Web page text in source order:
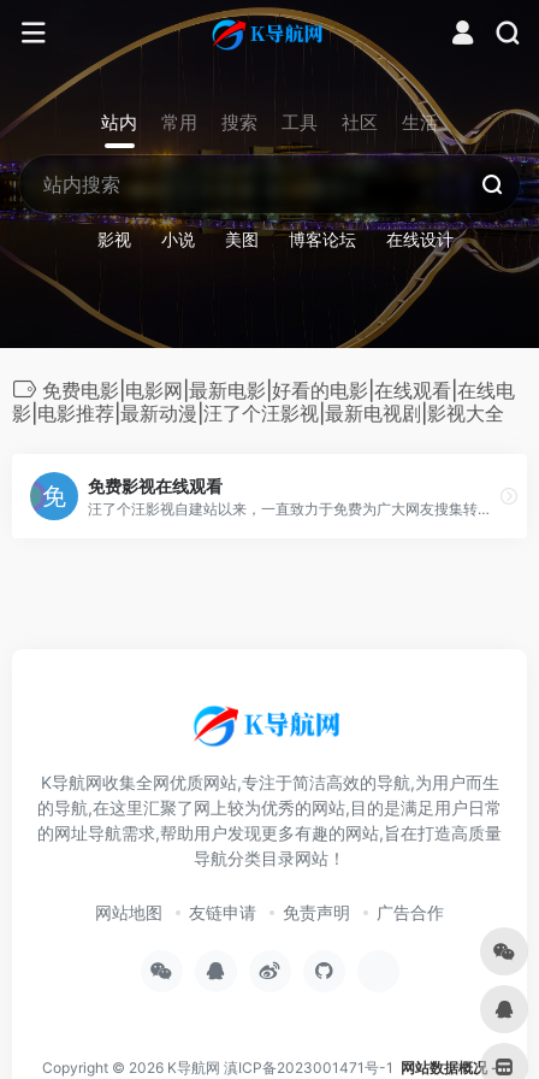
站内 常用 搜索 工具 社区 生活
影视 小说 美图 博客论坛 在线设计
免费电影|电影网|最新电影|好看的电影|在线观看|在线电
影|电影推荐|最新动漫|汪了个汪影视|最新电视剧|影视大全
免费影视在线观看
汪了个汪影视自建站以来，一直致力于免费为广大网友搜集转载网上最新上线的电影，好看的电影，经典的电影，和各种付费电影，高清电影的在线观看平台。让广大网民不再为看电
K导航网收集全网优质网站,专注于简洁高效的导航,为用户而生
的导航,在这里汇聚了网上较为优秀的网站,目的是满足用户日常
的网址导航需求,帮助用户发现更多有趣的网站,旨在打造高质量
导航分类目录网站！
网站地图 友链申请 免责声明 广告合作
Copyright © 2026 K导航网 滇ICP备2023001471号-1 网站数据概况 -